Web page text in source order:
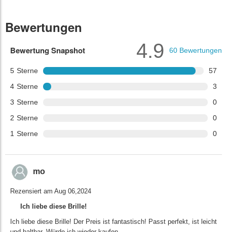
Bewertungen
Bewertung Snapshot
5 Sterne
57
4 Sterne
3
3 Sterne
0
2 Sterne
0
1 Sterne 0
4.9 60 Bewertungen
mo
Rezensiert am Aug 06,2024
Ich liebe diese Brille!
Ich liebe diese Brille! Der Preis ist fantastisch! Passt perfekt, ist leicht